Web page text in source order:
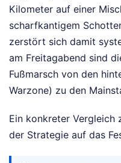
Kilometer auf einer
scharfkantigem
zerstört sich damit
am Freitagabend sind
Fußmarsch von den
Warzone) zu den
Ein konkreter Vergleich
der Strategie auf das